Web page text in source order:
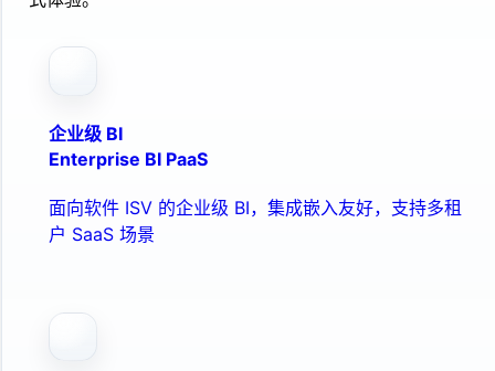
企业级 BI
Enterprise BI PaaS
面向软件 ISV 的企业级 BI，集成嵌入友好，支持多租
户 SaaS 场景